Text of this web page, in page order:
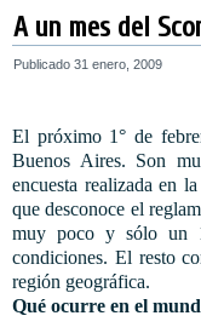
A un mes del
Publicado 31 enero, 2009
El próximo 1° de
Buenos Aires. Son
encuesta realizada en
que desconoce el
muy poco y sólo un
condiciones. El resto
región geográfica.
Qué ocurre en el